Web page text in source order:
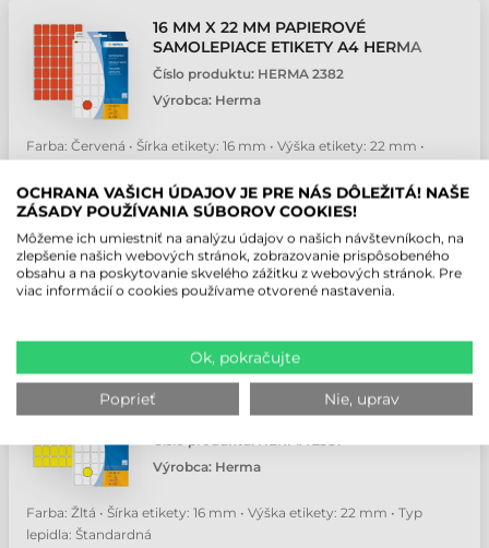
16 MM X 22 MM PAPIEROVÉ
SAMOLEPIACE ETIKETY A4 HERMA
ČERVENÁ ( 32 HÁRKOV/BALENIE )
Číslo produktu: HERMA 2382
Výrobca: Herma
Farba: Červená • Šírka etikety: 16 mm • Výška etikety: 22 mm •
Bez DPH4,1 EUR
Zrušené
16 MM X 22 MM SAMOLEPIACE ETIKETY
A4 HERMA ŽLTÁ ( 32 HÁRKOV/BALENIE
Číslo produktu: HERMA 2381
Výrobca: Herma
Farba: Žltá • Šírka etikety: 16 mm • Výška etikety: 22 mm • Typ
lepidla: Štandardná
OCHRANA VAŠICH ÚDAJOV JE PRE NÁS DÔLEŽITÁ! NAŠE
ZÁSADY POUŽÍVANIA SÚBOROV COOKIES!
Môžeme ich umiestniť na analýzu údajov o našich návštevníkoch, na
zlepšenie našich webových stránok, zobrazovanie prispôsobeného
obsahu a na poskytovanie skvelého zážitku z webových stránok. Pre
viac informácií o cookies používame otvorené nastavenia.
Ok, pokračujte
Poprieť Nie, uprav